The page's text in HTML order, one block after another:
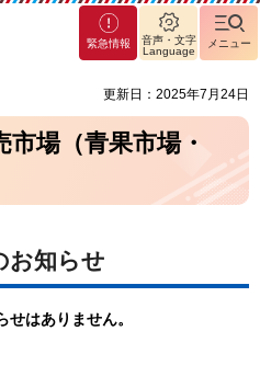
緊急情報
音声・文字
Language
メニュー
更新日：2025年7月24日
場（青果市場・
お知らせ
はありません。